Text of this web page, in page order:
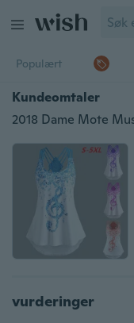
Populært
Kundeomtaler
2018 Dame Mote
vurderinger